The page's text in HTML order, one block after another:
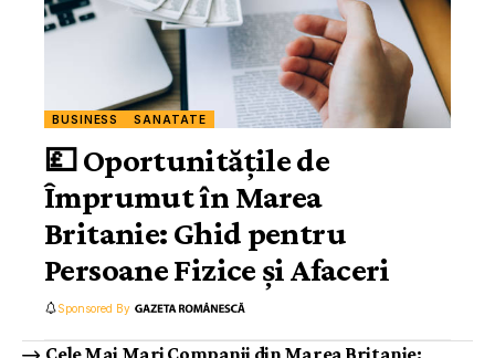
BUSINESS SANATATE
💷 Oportunitățile de
Împrumut în Marea
Britanie: Ghid pentru
Persoane Fizice și Afaceri
Sponsored By
Cele Mai Mari Companii din Marea Britanie: